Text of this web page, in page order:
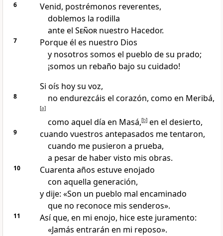
6
Venid, postrémonos reverentes,
doblemos la rodilla
ante el Señornuestro Hacedor.
7
Porque él es nuestro Dios
y nosotros somos el pueblo de su prado;
¡somos un rebaño bajo su cuidado!
Si oís hoy su voz,
8 no endurezcáis el corazón, como en Meribá,
[a]
como aquel día en Masá,[b]en el desierto,
9
cuando vuestros antepasados me tentaron,
cuando me pusieron a prueba,
a pesar de haber visto mis obras.
10
Cuarenta años estuve enojado
con aquella generación,
y dije: «Son un pueblo mal encaminado
que no reconoce mis senderos».
11
Así que, en mi enojo, hice este juramento:
«Jamás entrarán en mi reposo».